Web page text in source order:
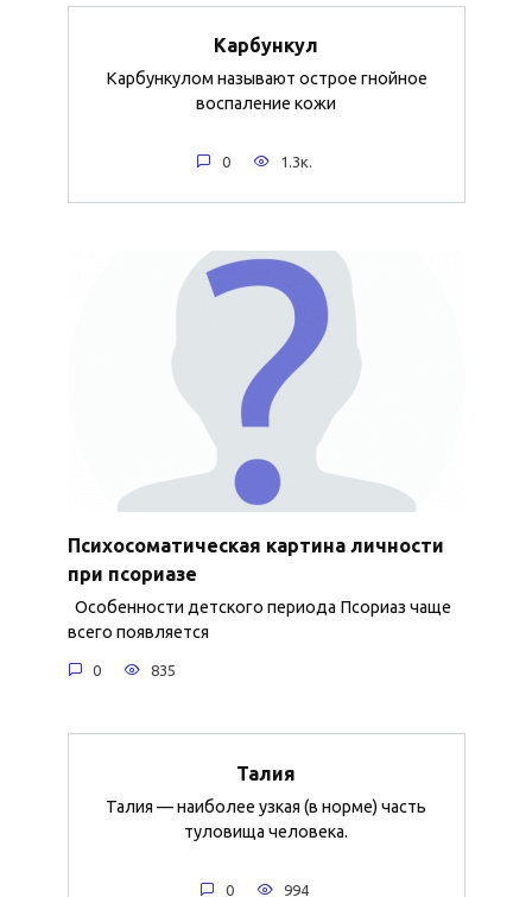
Карбункул
Карбункулом называют острое гнойное
воспаление кожи
0 1.3к.
Психосоматическая картина личности
при псориазе
Особенности детского периода Псориаз чаще
всего появляется
0 835
Талия
Талия — наиболее узкая (в норме) часть
туловища человека.
0 994